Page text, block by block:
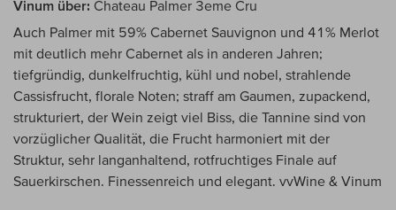
Vinum über: Chateau Palmer 3eme Cru
Auch Palmer mit 59% Cabernet Sauvignon und 41% Merlot
mit deutlich mehr Cabernet als in anderen Jahren;
tiefgründig, dunkelfruchtig, kühl und nobel, strahlende
Cassisfrucht, florale Noten; straff am Gaumen, zupackend,
strukturiert, der Wein zeigt viel Biss, die Tannine sind von
vorzüglicher Qualität, die Frucht harmoniert mit der
Struktur, sehr langanhaltend, rotfruchtiges Finale auf
Sauerkirschen. Finessenreich und elegant. vvWine & Vinum